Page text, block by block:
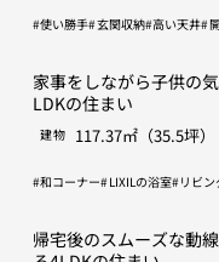
使い勝手 玄関収納 高い天井
家事をしながら子供の
LDKの住まい
建物 117.37㎡（35.5坪）
和コーナー LIXILの浴室 リビ
帰宅後のスムーズな動